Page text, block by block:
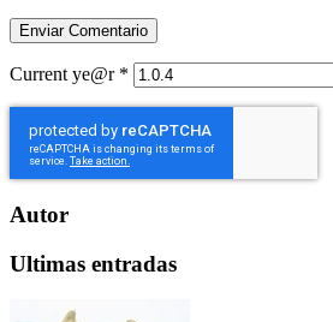
Current ye@r *
Autor
Ultimas entradas